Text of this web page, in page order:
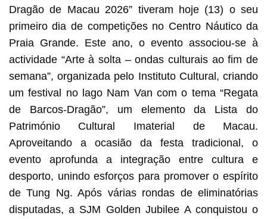
Dragão de Macau 2026” tiveram hoje (13) o seu
primeiro dia de competições no Centro Náutico da
Praia Grande. Este ano, o evento associou-se à
actividade “Arte à solta – ondas culturais ao fim de
semana”, organizada pelo Instituto Cultural, criando
um festival no lago Nam Van com o tema “Regata
de Barcos-Dragão”, um elemento da Lista do
Património Cultural Imaterial de Macau.
Aproveitando a ocasião da festa tradicional, o
evento aprofunda a integração entre cultura e
desporto, unindo esforços para promover o espírito
de Tung Ng. Após várias rondas de eliminatórias
disputadas, a SJM Golden Jubilee A conquistou o